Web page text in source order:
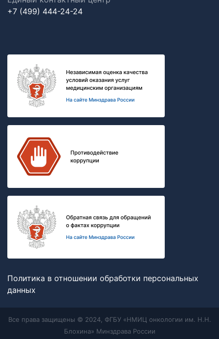
+7 (499) 444-24-24
Политика в отношении обработки персональных
данных
Все права защищены © 2024, ФГБУ «НМИЦ онкологии им. Н.Н.
Блохина» Минздрава России